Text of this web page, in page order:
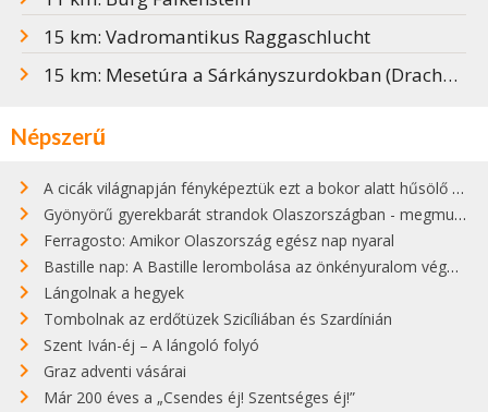
15 km: Vadromantikus Raggaschlucht
15 km: Mesetúra a Sárkányszurdokban (Drachenschlucht)
Népszerű
A cicák világnapján fényképeztük ezt a bokor alatt hűsölő cicát Kisorosziban
Gyönyörű gyerekbarát strandok Olaszországban - megmutatjuk a 15 legjobbat
Ferragosto: Amikor Olaszország egész nap nyaral
Bastille nap: A Bastille lerombolása az önkényuralom végét jelentette
Lángolnak a hegyek
Tombolnak az erdőtüzek Szicíliában és Szardínián
Szent Iván-éj – A lángoló folyó
Graz adventi vásárai
Már 200 éves a „Csendes éj! Szentséges éj!”